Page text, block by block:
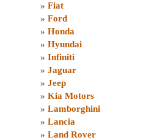
» Fiat
» Ford
» Honda
» Hyundai
» Infiniti
» Jaguar
» Jeep
» Kia Motors
» Lamborghini
» Lancia
» Land Rover